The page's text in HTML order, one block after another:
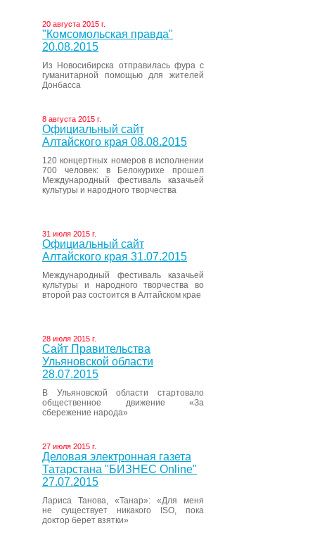
20 августа 2015 г.
"Комсомольская правда"
20.08.2015
Из Новосибирска отправилась фура с
гуманитарной помощью для жителей
Донбасса
8 августа 2015 г.
Официальный сайт
Алтайского края 08.08.2015
120 концертных номеров в исполнении
700 человек: в Белокурихе прошел
Международный фестиваль казачьей
культуры и народного творчества
31 июля 2015 г.
Официальный сайт
Алтайского края 31.07.2015
Международный фестиваль казачьей
культуры и народного творчества во
второй раз состоится в Алтайском крае
28 июля 2015 г.
Сайт Правительства
Ульяновской области
28.07.2015
В Ульяновской области стартовало
общественное движение «За
сбережение народа»
27 июля 2015 г.
Деловая электронная газета
Татарстана "БИЗНЕС Online"
27.07.2015
Лариса Танова, «Танар»: «Для меня
не существует никакого ISO, пока
доктор берет взятки»